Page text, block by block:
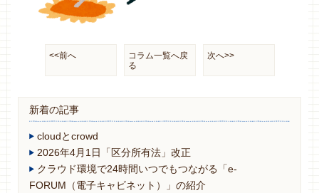
<<前へ
コラム一覧へ戻
る
次へ>>
新着の記事
cloudとcrowd
2026年4月1日「区分所有法」改正
クラウド環境で24時間いつでもつながる「e-
FORUM（電子キャビネット）」の紹介